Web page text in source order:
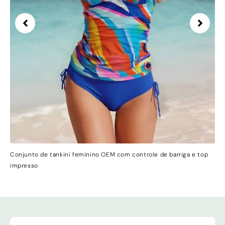
Conjunto de tankini feminino OEM com controle de barriga e top
impresso